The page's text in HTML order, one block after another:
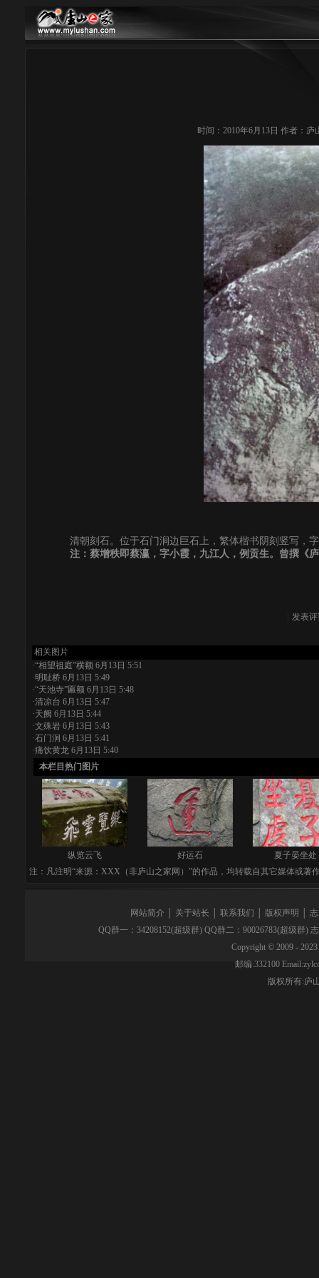
时间：2010年6月13日 作者：
清朝刻石。位于石门涧边巨石上，繁体楷书阴刻竖写，
注：蔡增秩即蔡瀛，字小霞，九江人，例贡生。曾撰《
发表评
相关图片
·“相望祖庭”横额 6月13日 5:51
·明耻桥 6月13日 5:49
·“天池寺”匾额 6月13日 5:48
·清凉台 6月13日 5:47
·天阙 6月13日 5:44
·文殊岩6月13日 5:43
·石门涧 6月13日 5:41
·痛饮黄龙6月13日 5:40
本栏目热门图片
纵览云飞 好运石
夏子晏坐处
注：凡注明“来源：XXX（非庐山之家网）”的作品，均转载自其它媒体或
网站简介 关于站长 联系我们 版权声明
QQ群一：34208152(超级群) QQ群二：90026783(超级群)
Copyright © 2009 - 2023
邮编:332100
版权所有:庐